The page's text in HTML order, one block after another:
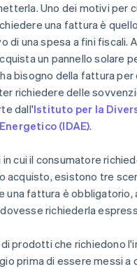
Uno dei motivi per
una fattura è
di una spesa a fini fiscali.
un pannello solare
bisogno della fattura
richiedere delle
dall'Istituto per la
(IDAE).
in cui il consumatore
acquisto, esistono tre
una fattura è obbligatorio,
richiederla
prodotti che richiedono
prima di essere messi a